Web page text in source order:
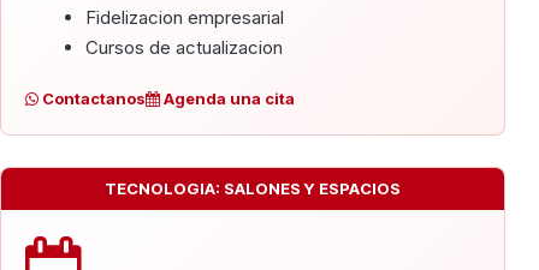
Fidelizacion empresarial
Cursos de actualizacion
Contactanos Agenda una cita
TECNOLOGIA: SALONES Y ESPACIOS